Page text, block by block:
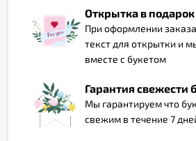
Открытка в подарок
При оформлении
текст для открытки и
вместе с букетом
Гарантия свежести
Мы гарантируем что
свежим в течение 7